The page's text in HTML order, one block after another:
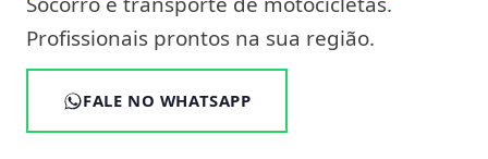
Profissionais prontos na sua região.
FALE NO WHATSAPP